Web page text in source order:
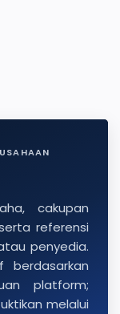
cakupan
referensi
penyedia.
berdasarkan
platform;
melalui